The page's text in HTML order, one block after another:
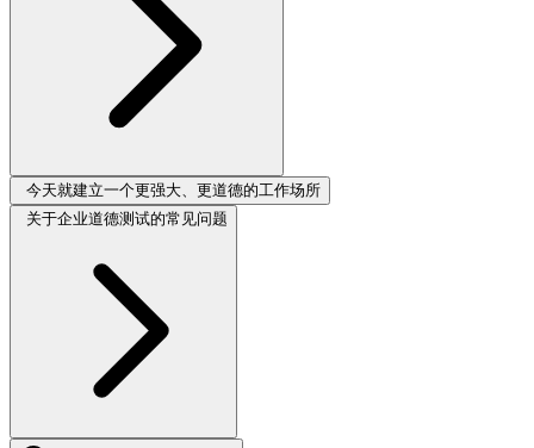
今天就建立一个更强大、更道德的工作场所
关于企业道德测试的常见问题